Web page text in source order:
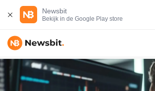
Newsbit
Bekijk in de Google Play store